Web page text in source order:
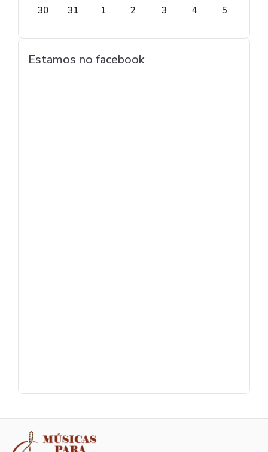
30 31 1 2 3 4 5
Estamos no facebook